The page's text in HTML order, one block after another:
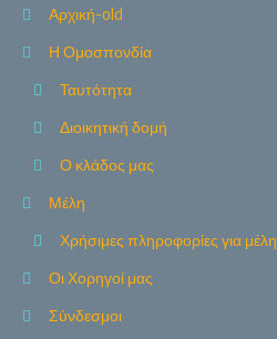
Αρχική-old
Η Ομοσπονδία
Ταυτότητα
Διοικητική δομή
Ο κλάδος μας
Μέλη
Χρήσιμες πληροφορίες για μέλη
Οι Χορηγοί μας
Σύνδεσμοι